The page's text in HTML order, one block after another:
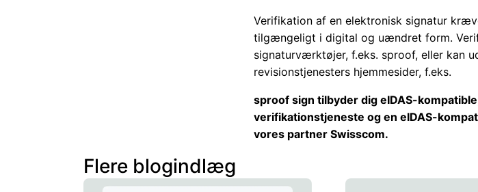
Verifikation af en elektronisk signatur
tilgængeligt i digital og uændret form.
signaturværktøjer, f.eks. sproof, eller kan
revisionstjenesters hjemmesider, f.eks.
sproof sign tilbyder dig eIDAS-
verifikationstjeneste og en eIDAS-
vores partner Swisscom.
Flere blogindlæg